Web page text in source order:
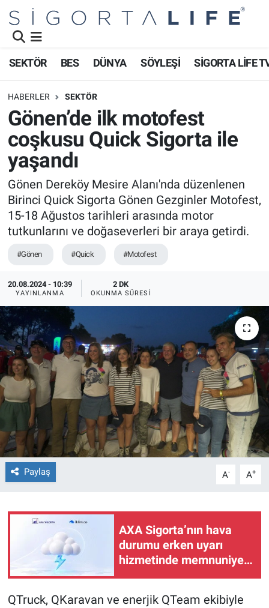
SEKTÖR BES DÜNYA SÖYLEŞİ SİGORTA LİFE
HABERLER SEKTÖR
Gönen’de ilk motofest
coşkusu Quick Sigorta ile
yaşandı
Gönen Dereköy Mesire Alanı'nda düzenlenen
Birinci Quick Sigorta Gönen Gezginler Motofest,
15-18 Ağustos tarihleri arasında motor
tutkunlarını ve doğaseverleri bir araya getirdi.
#Gönen #Quick #Motofest
20.08.2024 - 10:39
YAYINLANMA
2 DK
OKUNMA SÜRESI
Paylaş A- A+
AXA Sigorta’nın hava
durumu erken uyarı
hizmetinde memnuniyet
oranı %96,7’ye ulaştı
QTruck, QKaravan ve enerjik QTeam ekibiyle
Namaz Vakitleri
Trafik Durumu
Süper Lig Puan Durumu ve Fikstür
Tüm Manşetler
Son Dakika Haberleri
Haber Arşivi